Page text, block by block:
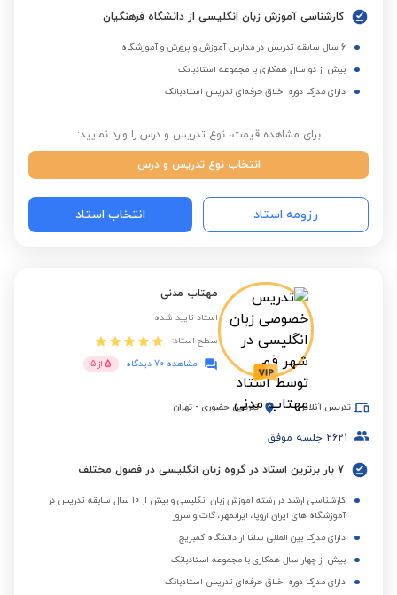
کارشناسی آموزش زبان انگلیسی از دانشگاه فرهنگیان
6 سال سابقه تدریس در مدارس آموزش و پرورش و آموزشگاه
بیش از دو سال همکاری با مجموعه استادبانک
دارای مدرک دوره اخلاق حرفه‌ای تدریس استادبانک
برای مشاهده قیمت، نوع تدریس و درس را وارد نمایید:
انتخاب نوع تدریس و درس
رزومه استاد انتخاب استاد
مهتاب مدنی
استاد تایید شده
سطح استاد:
مشاهده 70 دیدگاه
5 از 5
تدریس آنلاین تدریس حضوری - تهران
2621 جلسه موفق
7 بار برترین استاد در گروه زبان انگلیسی در فصول مختلف
کارشناسی ارشد در رشته آموزش زبان انگلیسی و بیش از 10 سال سابقه تدریس در
آموزشگاه های ایران اروپا، ایرانمهر، گات و سرور
دارای مدرک بین المللی سلتا از دانشگاه کمبریج
بیش از چهار سال همکاری با مجموعه استادبانک
دارای مدرک دوره اخلاق حرفه‌ای تدریس استادبانک